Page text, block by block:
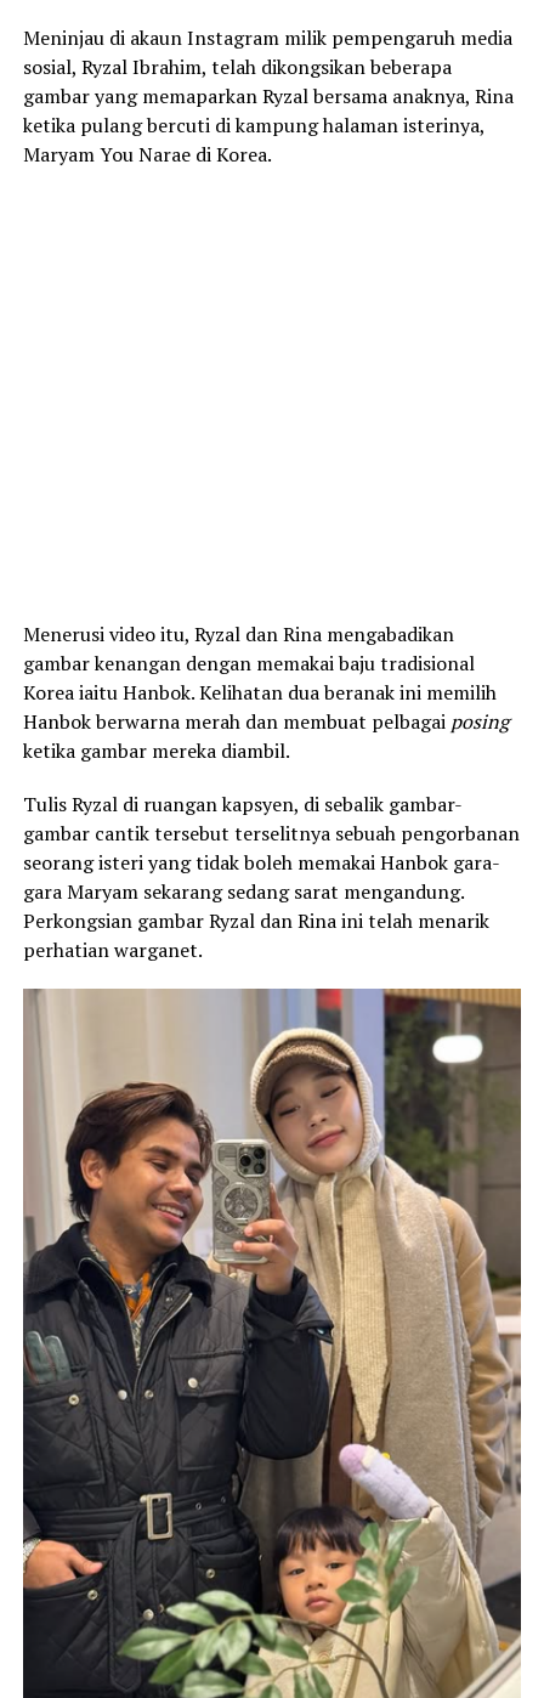
Meninjau di akaun Instagram milik pempengaruh media
sosial, Ryzal Ibrahim, telah dikongsikan beberapa
gambar yang memaparkan Ryzal bersama anaknya, Rina
ketika pulang bercuti di kampung halaman isterinya,
Maryam You Narae di Korea.
Menerusi video itu, Ryzal dan Rina mengabadikan
gambar kenangan dengan memakai baju tradisional
Korea iaitu Hanbok. Kelihatan dua beranak ini memilih
Hanbok berwarna merah dan membuat pelbagai posing
ketika gambar mereka diambil.
Tulis Ryzal di ruangan kapsyen, di sebalik gambar-
gambar cantik tersebut terselitnya sebuah pengorbanan
seorang isteri yang tidak boleh memakai Hanbok gara-
gara Maryam sekarang sedang sarat mengandung.
Perkongsian gambar Ryzal dan Rina ini telah menarik
perhatian warganet.